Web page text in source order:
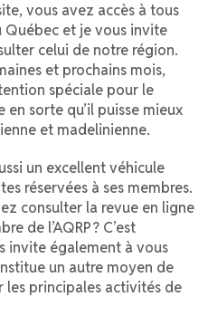
vous avez accès à tous
Québec et je vous invite
celui de notre région.
et prochains mois,
spéciale pour le
sorte qu’il puisse mieux
et madelinienne.
un excellent véhicule
réservées à ses membres.
consulter la revue en ligne
de l’AQRP ? C’est
invite également à vous
un autre moyen de
les principales activités de